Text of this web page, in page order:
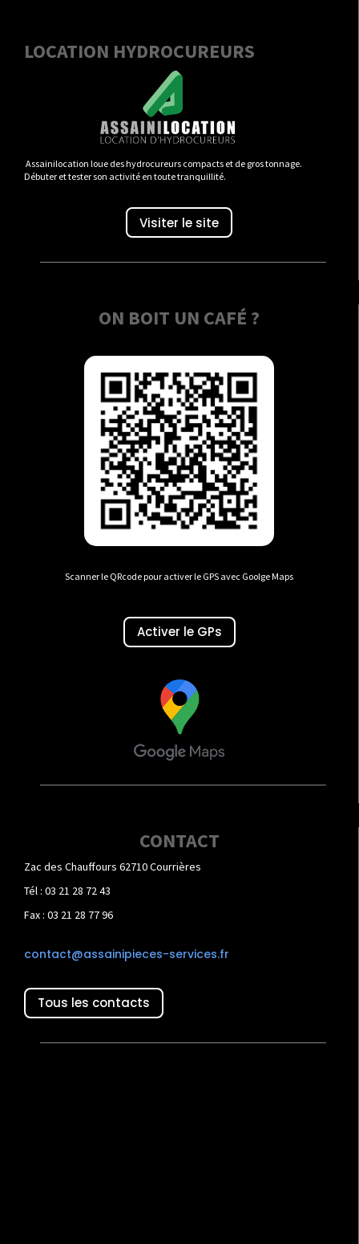
LOCATION HYDROCUREURS
Assainilocation loue des hydrocureurs compacts et de gros tonnage.
Débuter et tester son activité en toute tranquillité.
Visiter le site
ON BOIT UN CAFÉ ?
Scanner le QRcode pour activer le GPS avec Goolge Maps
Activer le GPs
CONTACT
Zac des Chauffours 62710 Courrières
Tél : 03 21 28 72 43
Fax : 03 21 28 77 96
contact@assainipieces-services.fr
Tous les contacts